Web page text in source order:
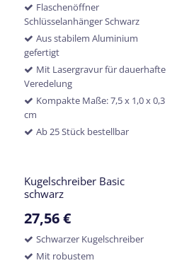
Flaschenöffner
Schlüsselanhänger Schwarz
Aus stabilem Aluminium
gefertigt
Mit Lasergravur für dauerhafte
Veredelung
Kompakte Maße: 7,5 x 1,0 x 0,3
cm
Ab 25 Stück bestellbar
Kugelschreiber Basic
schwarz
27,56€
Schwarzer Kugelschreiber
Mit robustem